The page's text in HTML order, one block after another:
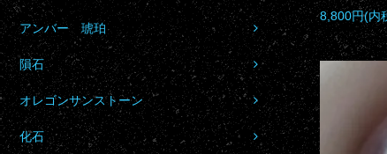
アンバー 琥珀
隕石
オレゴンサンストーン
化石
8,800円(内